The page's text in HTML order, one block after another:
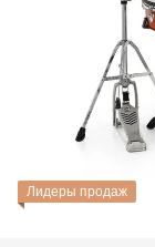
Лидеры продаж